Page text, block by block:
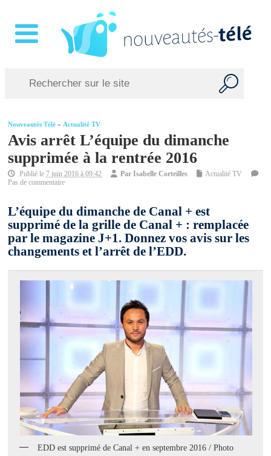
Nouveautés Télé »Actualité TV
Avis arrêt L’équipe du dimanche
supprimée à la rentrée 2016
Publié le 7 juin 2016 à 09:42 ParIsabelle Corteilles
Actualité TV
Pas de commentaire
L’équipe du dimanche de Canal + est
supprimé de la grille de Canal + : remplacée
par le magazine J+1. Donnez vos avis sur les
changements et l’arrêt de l’EDD.
EDD est supprimé de Canal + en septembre 2016 / Photo